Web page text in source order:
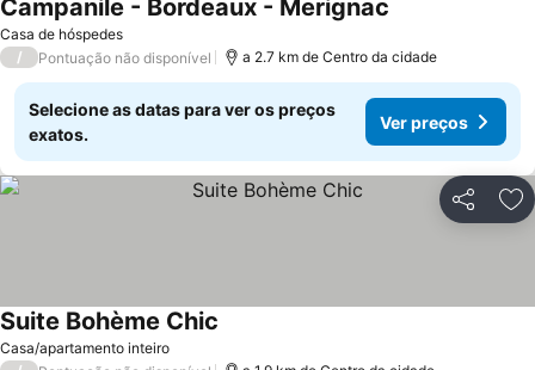
Casa de hóspedes
Campanile - Bordeaux - Merignac
/ Pontuação não disponível a 2.7 km de Centro da cidade
Selecione as datas para ver os preços
exatos.
Ver preços
Partilhar
Casa/apartamento inteiro
Suite Bohème Chic